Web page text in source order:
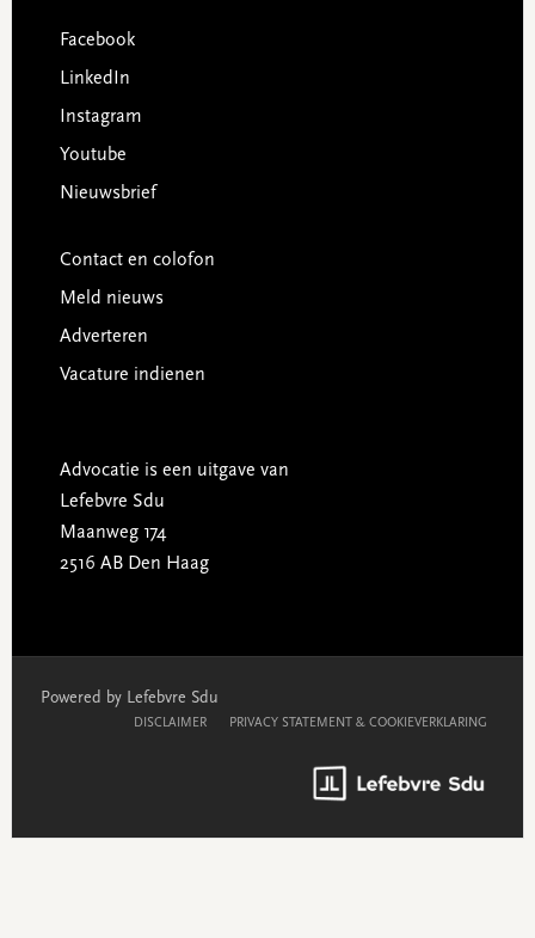
Facebook
LinkedIn
Instagram
Youtube
Nieuwsbrief
Contact en colofon
Meld nieuws
Adverteren
Vacature indienen
Advocatie is een uitgave van
Lefebvre Sdu
Maanweg 174
2516 AB Den Haag
Powered by Lefebvre Sdu
DISCLAIMER PRIVACY STATEMENT & COOKIEVERKLARING